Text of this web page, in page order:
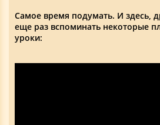
Самое время подумать. И здесь,
еще раз вспоминать некоторые
уроки: